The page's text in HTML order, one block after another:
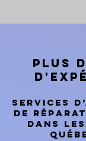
PLUS
Services
de
Dans